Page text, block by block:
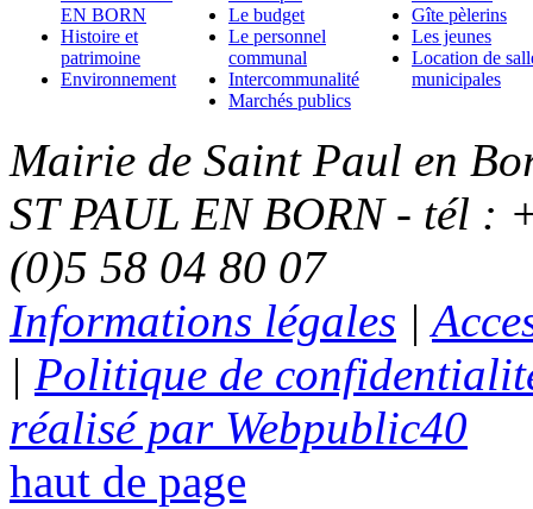
EN BORN
Histoire et
patrimoine
Environnement
Le budget
Le personnel
communal
Intercommunalité
Marchés publics
Gîte pèlerins
Les jeunes
Location de
municipales
Mairie de Saint Paul en
ST PAUL EN BORN - tél :
(0)5 58 04 80 07
Informations légales |
| Politique de
réalisé par Webpublic40
haut de page